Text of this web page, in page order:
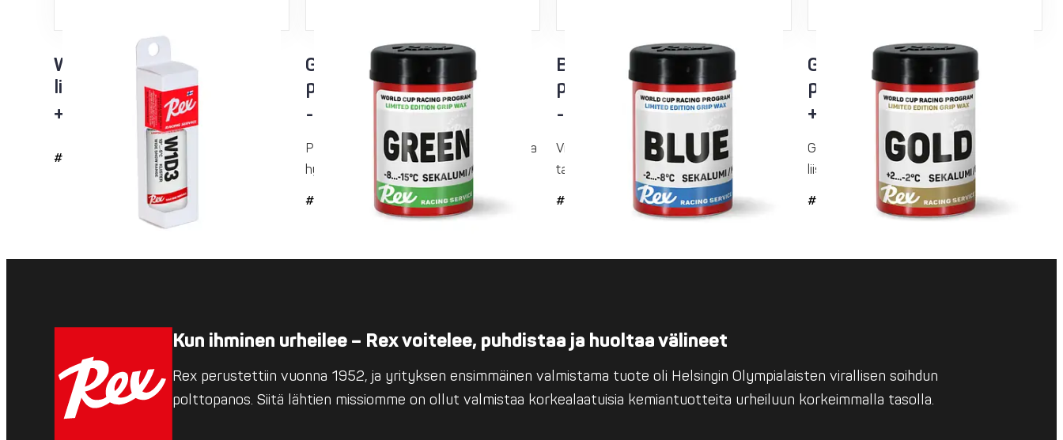
W1D3 Racing Service
liisteri
+10…-5°C
#2143
Green Racing Service
purkkipito
-8…-15°C sekalumi
Pitovoide kylmiin olosuhteisiin. Varmistaa
hyvän pidon ja...
#35
Blue Racing Service
purkkipito
-2...-8°C sekalumi
Viimeistelykerroksen pitovoide, joka
takaa varman pidon ja...
#34
Gold Racing Service
purkkipito
+2...-2°C sekalumi
Gold-pitovoide on linkki pitovoiteiden ja
liisterien välillä....
#33
Kun ihminen urheilee – Rex voitelee, puhdistaa ja huoltaa välineet
Rex perustettiin vuonna 1952, ja yrityksen ensimmäinen valmistama tuote oli Helsingin Olympialaisten virallisen soihdun
polttopanos. Siitä lähtien missiomme on ollut valmistaa korkealaatuisia kemiantuotteita urheiluun korkeimmalla tasolla.